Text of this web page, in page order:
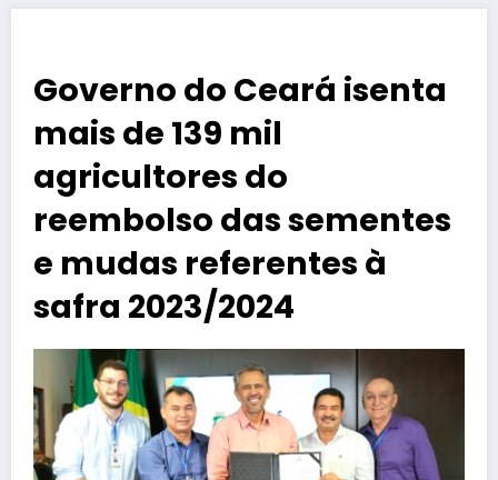
Governo do Ceará isenta
mais de 139 mil
agricultores do
reembolso das sementes
e mudas referentes à
safra 2023/2024